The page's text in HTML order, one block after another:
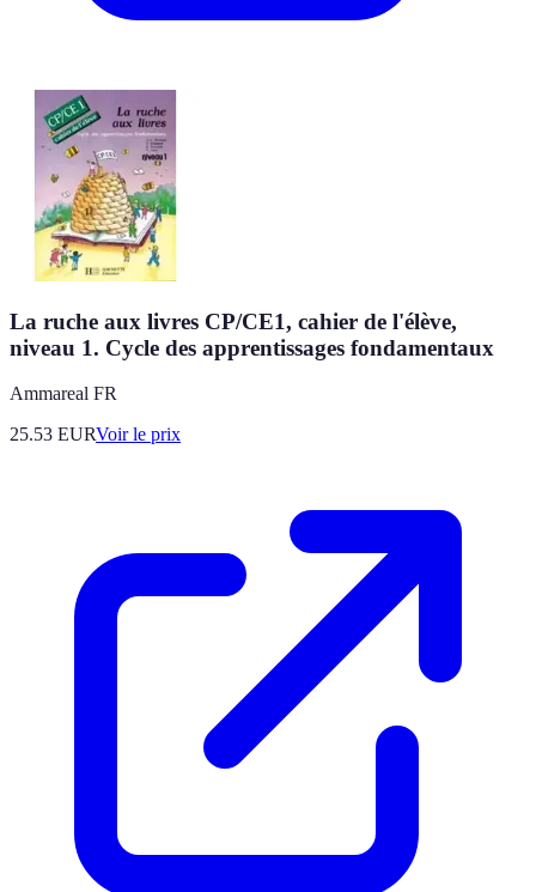
La ruche aux livres CP/CE1, cahier de l'élève,
niveau 1. Cycle des apprentissages fondamentaux
Ammareal FR
25.53 EURVoir le prix